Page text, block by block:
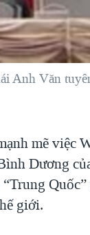
Anh Văn
mẽ việc
Dương
giới.